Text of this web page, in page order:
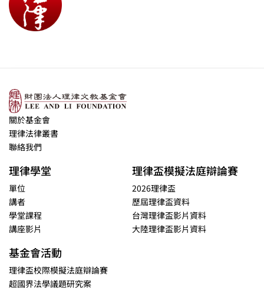
關於基金會
理律法律叢書
聯絡我們
理律學堂
單位
講者
學堂課程
講座影片
理律盃模擬法庭辯論賽
2026理律盃
歷屆理律盃資料
台灣理律盃影片資料
大陸理律盃影片資料
基金會活動
理律盃校際模擬法庭辯論賽
超國界法學議題研究案